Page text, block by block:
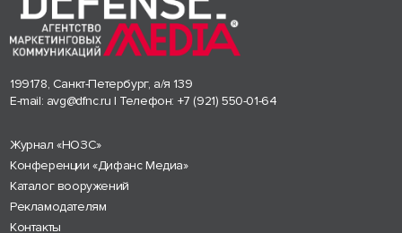
199178, Санкт-Петербург, а/я 139
E-mail: avg@dfnc.ru | Телефон: +7 (921) 550-01-64
Журнал «НОЗС»
Конференции «Дифанс Медиа»
Каталог вооружений
Рекламодателям
Контакты